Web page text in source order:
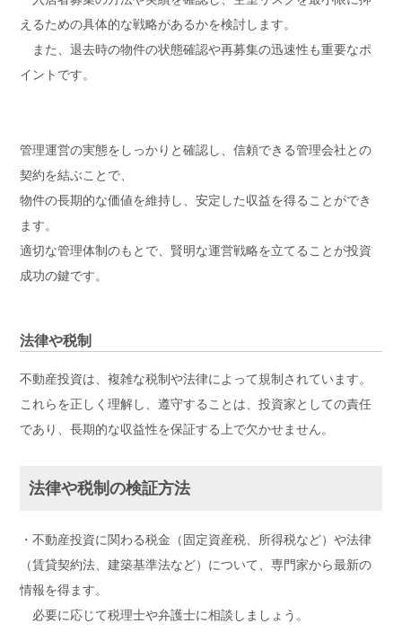
えるための具体的な戦略があるかを検討します。
また、退去時の物件の状態確認や再募集の迅速性も重要なポ
イントです。
管理運営の実態をしっかりと確認し、信頼できる管理会社との
契約を結ぶことで、
物件の長期的な価値を維持し、安定した収益を得ることができ
ます。
適切な管理体制のもとで、賢明な運営戦略を立てることが投資
成功の鍵です。
法律や税制
不動産投資は、複雑な税制や法律によって規制されています。
これらを正しく理解し、遵守することは、投資家としての責任
であり、長期的な収益性を保証する上で欠かせません。
法律や税制の検証方法
・不動産投資に関わる税金（固定資産税、所得税など）や法律
（賃貸契約法、建築基準法など）について、専門家から最新の
情報を得ます。
必要に応じて税理士や弁護士に相談しましょう。